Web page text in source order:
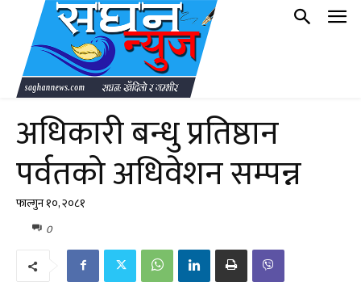
अधिकारी बन्धु प्रतिष्ठान
पर्वतको अधिवेशन सम्पन्न
फाल्गुन १०, २०८१
0